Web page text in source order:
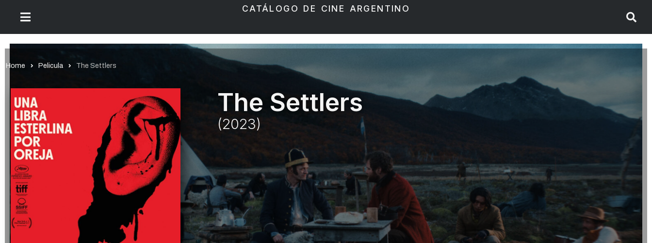
CATÁLOGO DE CINE ARGENTINO
Home Pelicula The Settlers
The Settlers
(2023)